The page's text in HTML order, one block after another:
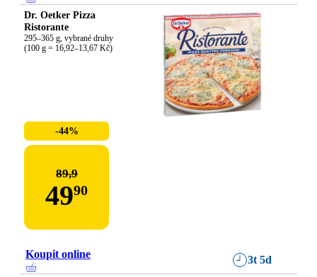
Dr. Oetker Pizza
Ristorante
295–365 g, vybrané druhy
(100 g = 16,92–13,67 Kč)
-44%
89,9
4990
Koupit online 3t 5d